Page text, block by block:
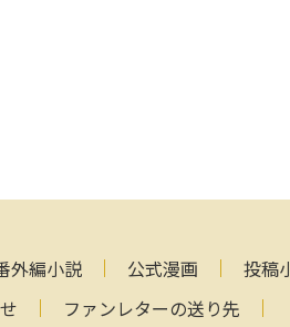
外編小説 公式漫画
投稿
ファンレターの送り先